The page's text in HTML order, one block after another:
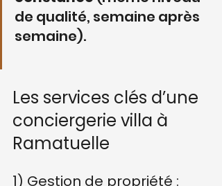
de qualité, semaine après
semaine).
Les services clés d’une
conciergerie villa à
Ramatuelle
1) Gestion de propriété :